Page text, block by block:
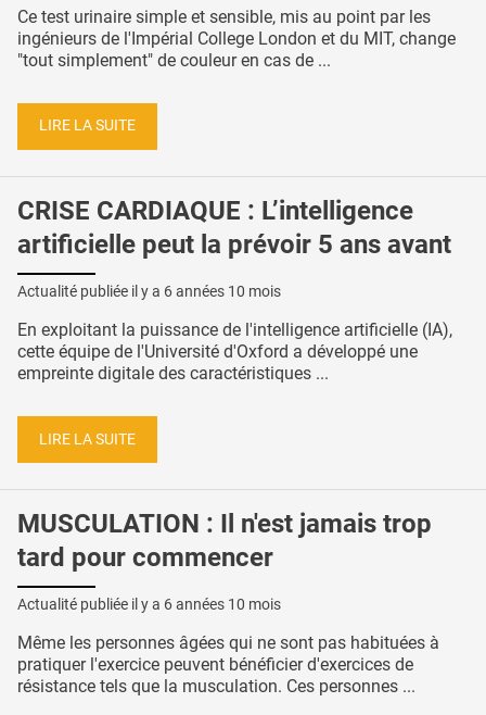
Ce test urinaire simple et sensible, mis au point par les
ingénieurs de l'Impérial College London et du MIT, change
"tout simplement" de couleur en cas de ...
LIRE LA SUITE
CRISE CARDIAQUE : L’intelligence
artificielle peut la prévoir 5 ans avant
Actualité publiée il y a 6 années 10 mois
En exploitant la puissance de l'intelligence artificielle (IA),
cette équipe de l'Université d'Oxford a développé une
empreinte digitale des caractéristiques ...
LIRE LA SUITE
MUSCULATION : Il n'est jamais trop
tard pour commencer
Actualité publiée il y a 6 années 10 mois
Même les personnes âgées qui ne sont pas habituées à
pratiquer l'exercice peuvent bénéficier d'exercices de
résistance tels que la musculation. Ces personnes ...